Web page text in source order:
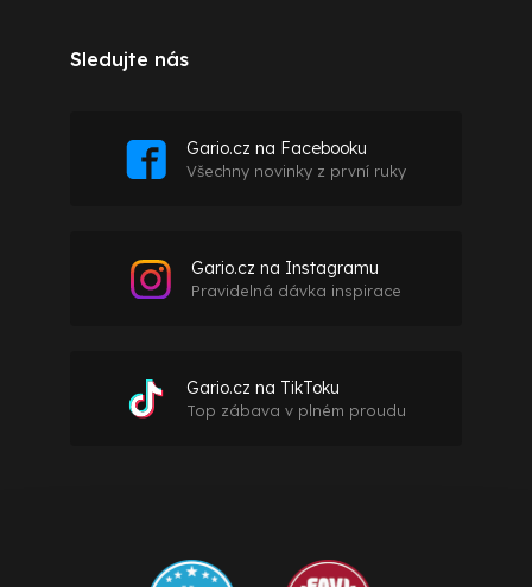
Sledujte nás
Gario.cz na Facebooku
Všechny novinky z první ruky
Gario.cz na Instagramu
Pravidelná dávka inspirace
Gario.cz na TikToku
Top zábava v plném proudu